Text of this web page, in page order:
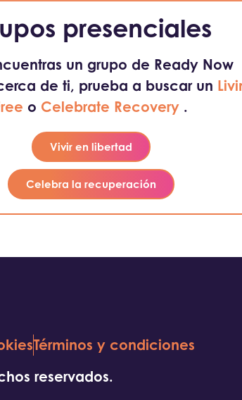
presenciales
un grupo de Ready Now
de ti, prueba a buscar un
o Celebrate Recovery .
Vivir en libertad
Celebra la recuperación
Términos y condiciones
reservados.